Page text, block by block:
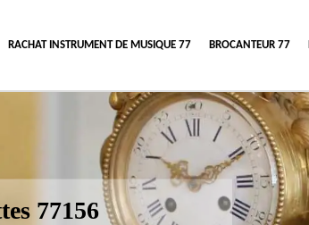
RACHAT INSTRUMENT DE MUSIQUE 77 BROCANTEUR 77
77156